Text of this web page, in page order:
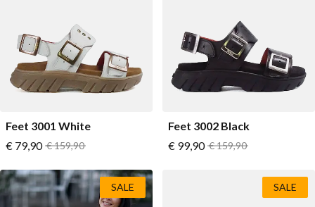
Feet 3001 White
Vanaf
€ 79,90 Normale prijs
€ 159,90
Feet 3002 Black
Vanaf
€ 99,90 Normale prijs
€ 159,90
SALE SALE